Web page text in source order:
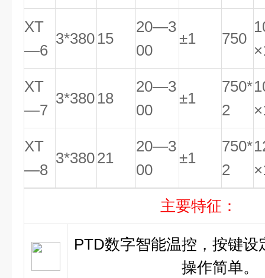
XT
—6
3*380 15
20—3
00
±1 750
XT
—7
3*380 18
20—3
00
±1
750*
2
XT
—8
3*38021
20—3
00
±1
750*
2
主要特征：
PTD数字智能温控，按键设
操作简单。